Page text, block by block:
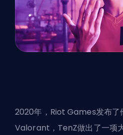
2020年，Riot Games发布了
Valorant，TenZ做出了一项